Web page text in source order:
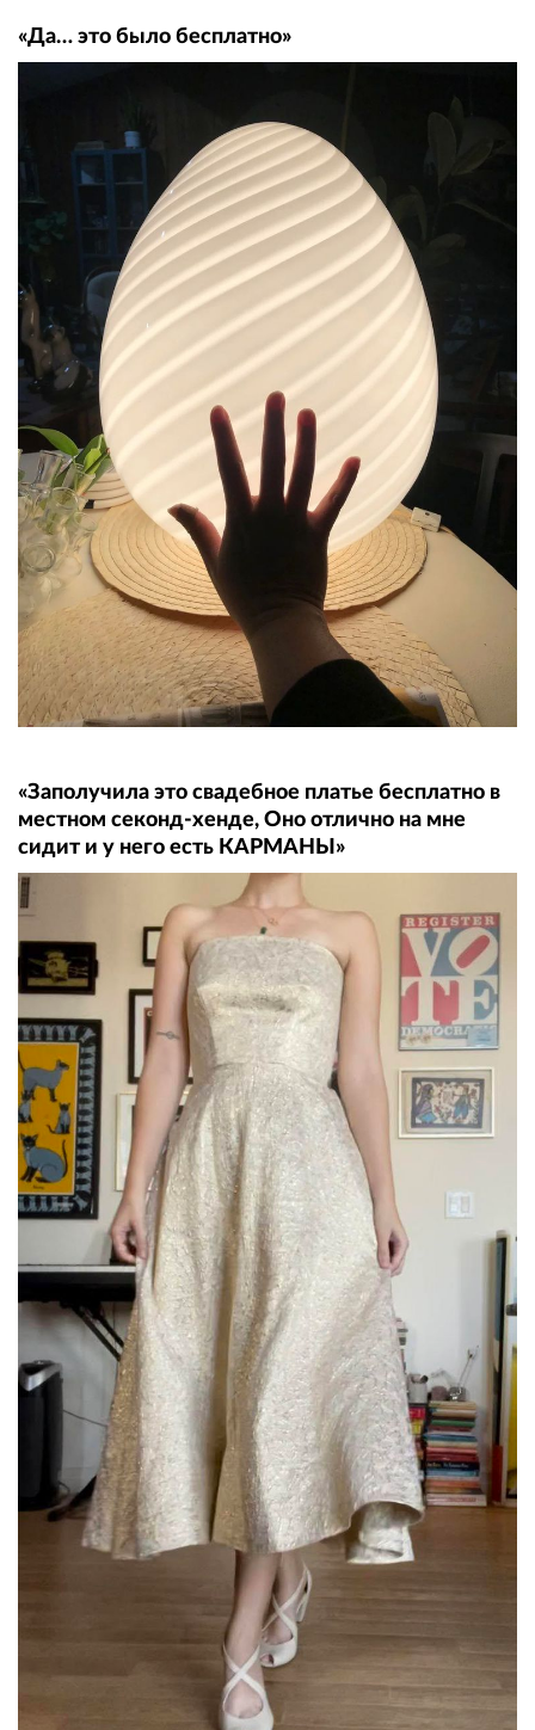
«Да… это было бесплатно»
«Заполучила это свадебное платье бесплатно в
местном секонд-хенде, Оно отлично на мне
сидит и у него есть КАРМАНЫ»